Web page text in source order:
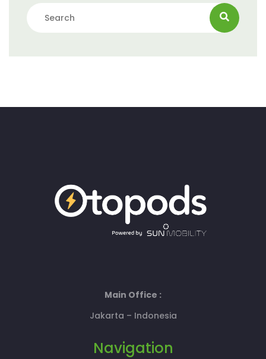
Main Office :
Jakarta – Indonesia
Navigation